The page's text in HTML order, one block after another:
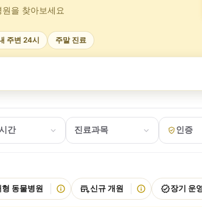
을 찾아보세요
주변 24시 주말 진료
동간 진료과목 인증
형 동물병원 신규 개원 장기 운